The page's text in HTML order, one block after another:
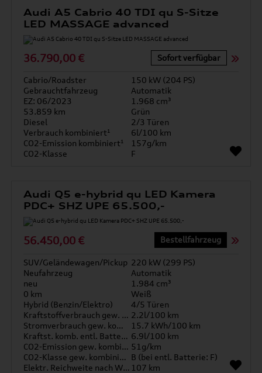
Audi A5 Cabrio 40 TDI qu S-Sitze
LED MASSAGE advanced
36.790,00 € Sofort verfügbar
Cabrio/Roadster
150 kW (204 PS)
Gebrauchtfahrzeug
Automatik
EZ: 06/2023
1.968 cm³
53.859 km
Grün
Diesel
2/3 Türen
Verbrauch kombiniert¹
6l/100 km
CO2-Emission kombiniert¹
157g/km
CO2-Klasse
F
Audi Q5 e-hybrid qu LED Kamera
PDC+ SHZ UPE 65.500,-
56.450,00 € Bestellfahrzeug
SUV/Geländewagen/Pickup 220 kW (299 PS)
Neufahrzeug
Automatik
neu
1.984 cm³
0 km
Weiß
Hybrid (Benzin/Elektro)
4/5 Türen
Kraftstoffverbrauch gew. kombiniert 2.2l/100 km
Stromverbrauch gew. kombiniert
15.7 kWh/100 km
Kraftst. komb. entl. Batterie 6.9l/100 km
CO2-Emission gew. kombiniert 51g/km
CO2-Klasse gew. kombiniert B (bei entl. Batterie: F)
Elektr. Reichweite nach WLTP* 107 km